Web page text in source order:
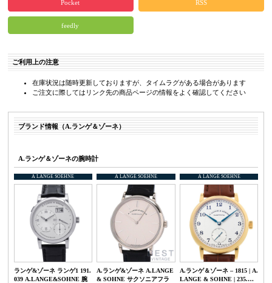
Pocket RSS
feedly
ご利用上の注意
在庫状況は随時更新しておりますが、タイムラグがある場合があります
ご注文に際してはリンク先の商品ページの情報をよく確認してください
ブランド情報（A.ランゲ＆ゾーネ）
A.ランゲ＆ゾーネの腕時計
A LANGE SOEHNE
ランゲ&ゾーネ ランゲ1 191.
039 A.LANGE&SOHNE 腕
A LANGE SOEHNE
A.ランゲ&ゾーネ A.LANGE
& SOHNE サクソニアフラ
A LANGE SOEHNE
A.ランゲ＆ゾーネ – 1815 | A.
LANGE & SOHNE | 235.…